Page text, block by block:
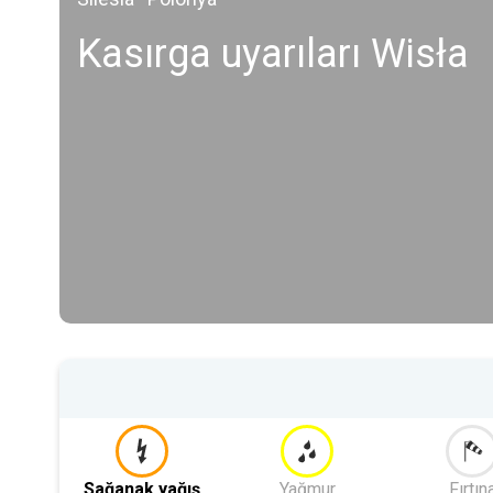
Kasırga uyarıları Wisła